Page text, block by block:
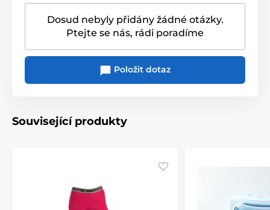
Dosud nebyly přidány žádné otázky.
Ptejte se nás, rádi poradíme
Položit dotaz
Související produkty